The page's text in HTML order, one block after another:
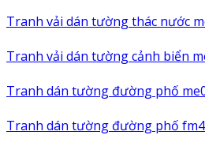
Tranh vải dán tường thác nước
Tranh vải dán tường cảnh biển
Tranh dán tường đường phố
Tranh dán tường đường phố